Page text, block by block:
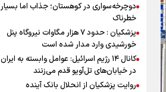
دوچرخه‌سواری در کوهستان؛ جذاب اما بسیار
خطرناک
پزشکیان : حدود ۷ هزار مگاوات نیروگاه پنل
خورشیدی وارد مدار شده است
کانال ۱۴ رژیم اسرائیل: عوامل وابسته به ایران
در خیابان‌های تل‌آویو قدم می‌زنند
روایت پزشکیان از انحلال بانک آینده